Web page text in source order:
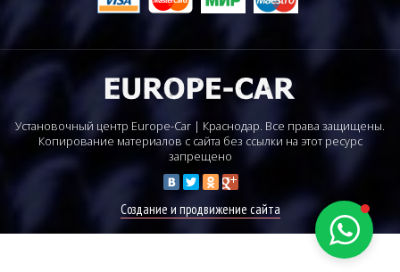
Установочный центр Europe-Car | Краснодар. Все права защищены.
Копирование материалов с сайта без ссылки на этот ресурс
запрещено
Создание и продвижение сайта